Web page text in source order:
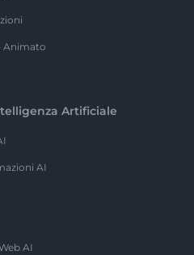
Animato
Artificiale
AI
AI